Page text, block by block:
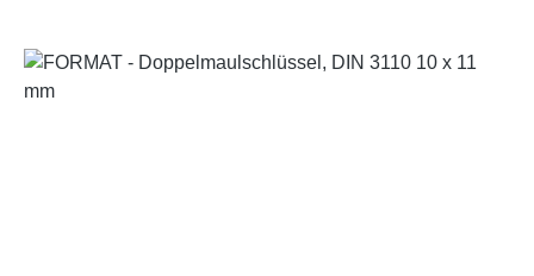
Bildergalerie überspringen